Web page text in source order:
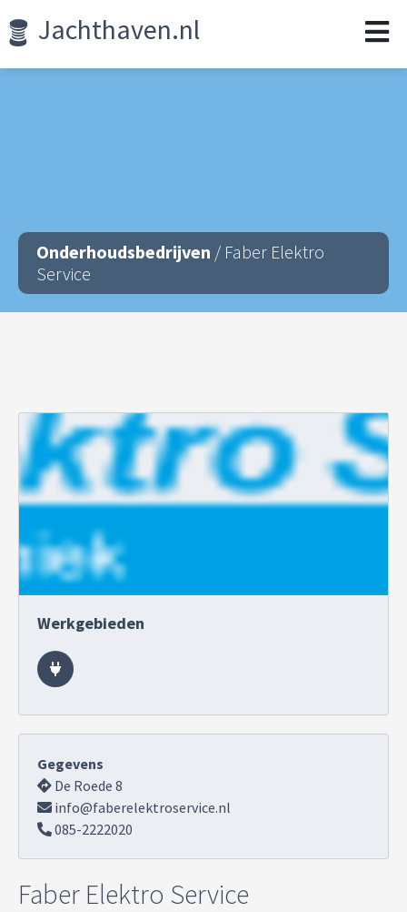
Jachthaven.nl
Onderhoudsbedrijven / Faber Elektro
Service
Werkgebieden
Gegevens
De Roede 8
info@faberelektroservice.nl
085-2222020
Faber Elektro Service